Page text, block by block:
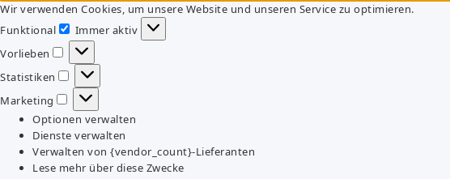
Wir verwenden Cookies, um unsere Website und unseren Service zu optimieren.
Funktional
Funktional
Immer aktiv
Vorlieben
Vorlieben
Statistiken
Statistiken
Marketing
Marketing
Optionen verwalten
Dienste verwalten
Verwalten von {vendor_count}-Lieferanten
Lese mehr über diese Zwecke